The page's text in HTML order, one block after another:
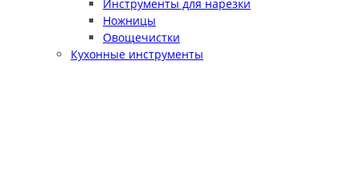
Инструменты для нарезки
Ножницы
Овощечистки
Кухонные инструменты